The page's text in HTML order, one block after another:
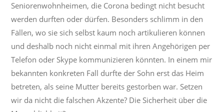
Seniorenwohnheimen, die Corona bedingt nicht besucht
werden durften oder dürfen. Besonders schlimm in den
Fällen, wo sie sich selbst kaum noch artikulieren können
und deshalb noch nicht einmal mit ihren Angehörigen per
Telefon oder Skype kommunizieren könnten. In einem mir
bekannten konkreten Fall durfte der Sohn erst das Heim
betreten, als seine Mutter bereits gestorben war. Setzen
wir da nicht die falschen Akzente? Die Sicherheit über die